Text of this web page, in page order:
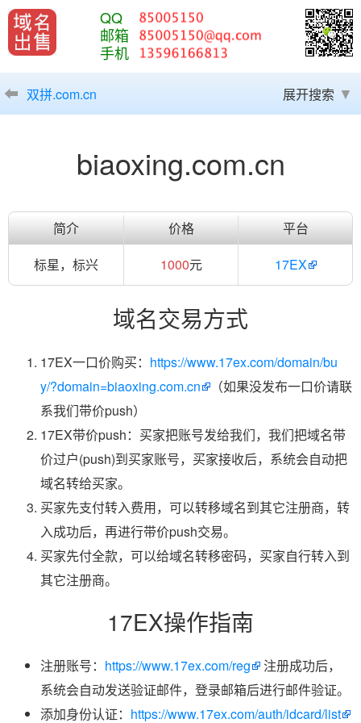
QQ
邮箱
手机
双拼.com.cn 展开搜索
biaoxing.com.cn
简介 价格
平台
标星，标兴
1000元 17EX
域名交易方式
17EX一口价购买： https://www.17ex.com/domain/bu
y/?domain=biaoxing.com.cn
（如果没发布一口价请联
系我们带价push）
17EX带价push：买家把账号发给我们，我们把域名带
价过户(push)到买家账号，买家接收后，系统会自动把
域名转给买家。
买家先支付转入费用，可以转移域名到其它注册商，转
入成功后，再进行带价push交易。
买家先付全款，可以给域名转移密码，买家自行转入到
其它注册商。
17EX操作指南
注册账号： https://www.17ex.com/reg
注册成功后，
系统会自动发送验证邮件，登录邮箱后进行邮件验证。
添加身份认证： https://www.17ex.com/auth/idcard/list